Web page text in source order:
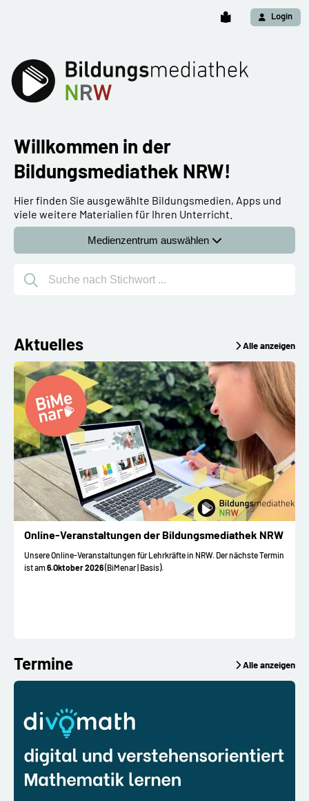
Login
Willkommen in der
Bildungsmediathek NRW!
Hier finden Sie ausgewählte Bildungsmedien, Apps und
viele weitere Materialien für Ihren Unterricht.
Medienzentrum auswählen
Suche nach Stichwort ...
Aktuelles Alle anzeigen
Online-Veranstaltungen der Bildungsmediathek NRW
Unsere Online-Veranstaltungen für Lehrkräfte in NRW. Der nächste Termin
ist am6.Oktober 2026(BiMenar | Basis).
Termine Alle anzeigen